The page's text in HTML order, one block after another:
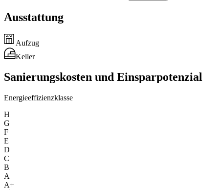
Ausstattung
Aufzug
Keller
Sanierungskosten und Einsparpotenzial
Energieeffizienzklasse
H
G
F
E
D
C
B
A
A+